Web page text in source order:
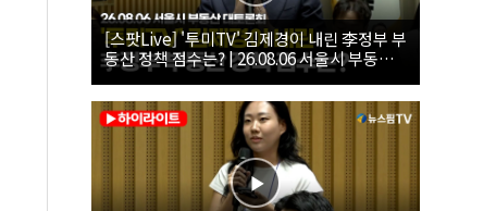
[스팟Live] '투미TV' 김제경이 내린 李정부 부
동산 정책 점수는? | 26.08.06 서울시 부동산
대토론회